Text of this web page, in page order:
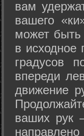
вам
вашего
может быть
в исходное
градусов
впереди
движение
ваших рук